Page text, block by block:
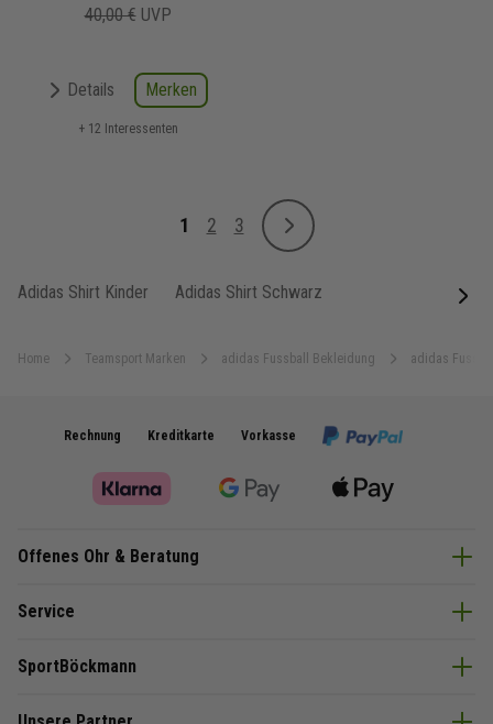
Home Teamsport Marken adidas Fussball Bekleidung adidas
40,00 € UVP
Details Merken
+ 12 Interessenten
Sie lesen gerade Seite
1
Seite
2
Seite
3
Weiter
Rechnung Kreditkarte Vorkasse
Offenes Ohr & Beratung
Service
SportBöckmann
Adidas Shirt Kinder
Adidas Shirt Schwarz